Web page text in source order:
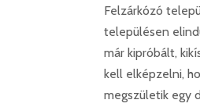
Felzárkózó
településen
már kipróbált,
kell elképzelni,
megszületik egy